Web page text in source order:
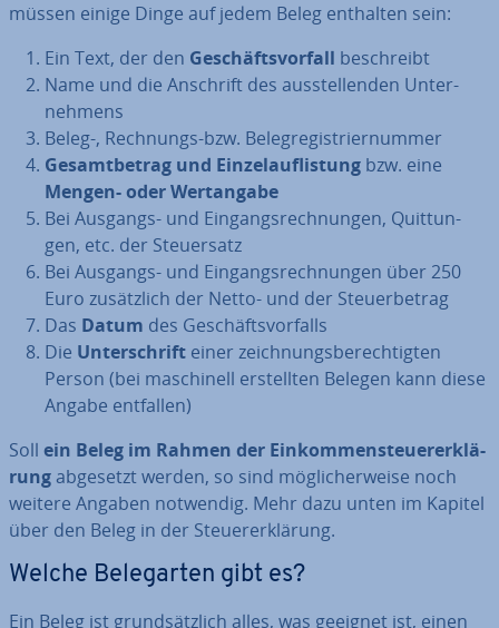
müssen einige Dinge auf jedem Beleg enthalten sein:
Ein Text, der den Ge­schäfts­vor­fall be­schreibt
Name und die Anschrift des aus­stel­len­den Un­ter­
neh­mens
Beleg-, Rechnungs-bzw. Be­leg­re­gis­trier­num­mer
Ge­samt­be­trag und Ein­zel­auf­lis­tung bzw. eine
Mengen- oder Wert­an­ga­be
Bei Ausgangs- und Ein­gangs­rech­nun­gen, Quit­tun­
gen, etc. der Steu­er­satz
Bei Ausgangs- und Ein­gangs­rech­nun­gen über 250
Euro zu­sätz­lich der Netto- und der Steu­er­be­trag
Das Datum des Ge­schäfts­vor­falls
Die Un­ter­schrift einer zeich­nungs­be­rech­tig­ten
Person (bei ma­schi­nell er­stell­ten Belegen kann diese
Angabe entfallen)
Soll ein Beleg im Rahmen der Ein­kom­men­steu­er­erklä­
rungabgesetzt werden, so sind mög­li­cher­wei­se noch
weitere Angaben notwendig. Mehr dazu unten im Kapitel
über den Beleg in der Steu­er­erklä­rung.
Welche Be­leg­ar­ten gibt es?
Ein Beleg ist grund­sätz­lich alles, was geeignet ist, einen